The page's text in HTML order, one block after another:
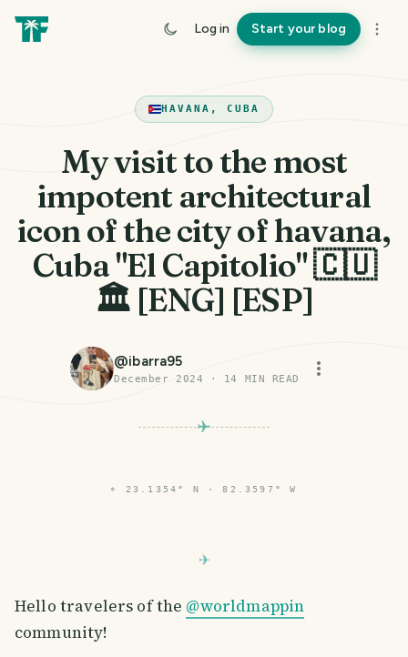
Log in Start your blog
HAVANA, CUBA
My visit to the most
impotent architectural
icon of the city of havana,
Cuba "El Capitolio" 🇨🇺
🏛 [ENG] [ESP]
@ibarra95
December 2024 · 14 MIN READ
⌖ 23.1354° N · 82.3597° W
Hello travelers of the @worldmappin
community!